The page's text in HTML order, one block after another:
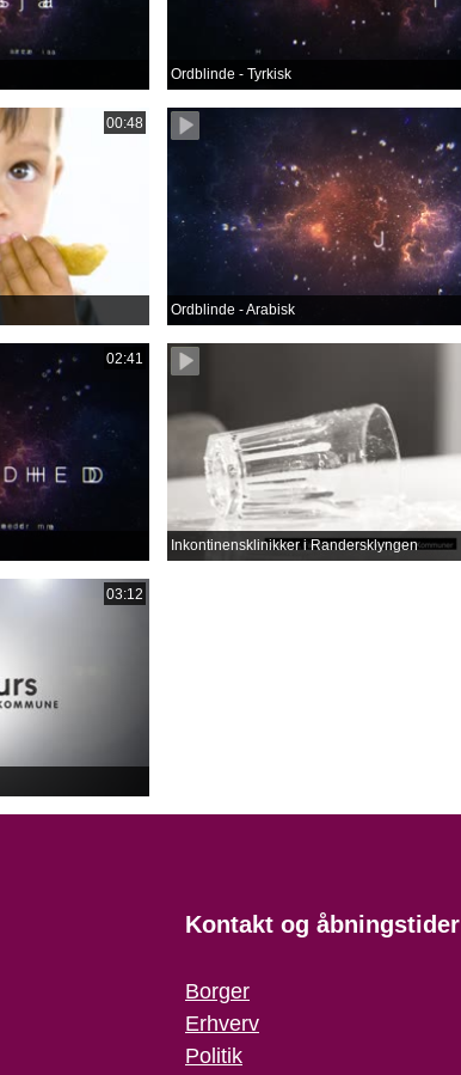
Ordblinde - Tyrkisk
00:48
Ordblinde - Arabisk
02:41
Inkontinensklinikker i Randersklyngen
03:12
Kontakt og åbningstider
Borger
Erhverv
Politik